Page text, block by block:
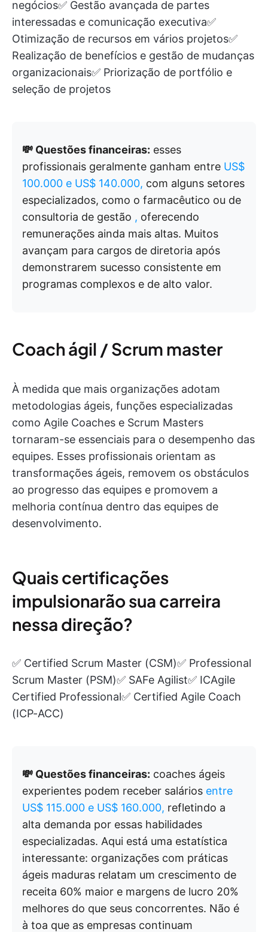
negócios✅ Gestão avançada de partes
interessadas e comunicação executiva✅
Otimização de recursos em vários projetos✅
Realização de benefícios e gestão de mudanças
organizacionais✅ Priorização de portfólio e
seleção de projetos
💸 Questões financeiras: esses
profissionais geralmente ganham entre US$
100.000 e US$ 140.000, com alguns setores
especializados, como o farmacêutico ou de
consultoria de gestão , oferecendo
remunerações ainda mais altas. Muitos
avançam para cargos de diretoria após
demonstrarem sucesso consistente em
programas complexos e de alto valor.
Coach ágil / Scrum master
À medida que mais organizações adotam
metodologias ágeis, funções especializadas
como Agile Coaches e Scrum Masters
tornaram-se essenciais para o desempenho das
equipes. Esses profissionais orientam as
transformações ágeis, removem os obstáculos
ao progresso das equipes e promovem a
melhoria contínua dentro das equipes de
desenvolvimento.
Quais certificações
impulsionarão sua carreira
nessa direção?
✅ Certified Scrum Master (CSM)✅ Professional
Scrum Master (PSM)✅ SAFe Agilist✅ ICAgile
Certified Professional✅ Certified Agile Coach
(ICP-ACC)
💸 Questões financeiras: coaches ágeis
experientes podem receber salários entre
US$ 115.000 e US$ 160.000, refletindo a
alta demanda por essas habilidades
especializadas. Aqui está uma estatística
interessante: organizações com práticas
ágeis maduras relatam um crescimento de
receita 60% maior e margens de lucro 20%
melhores do que seus concorrentes. Não é
à toa que as empresas continuam